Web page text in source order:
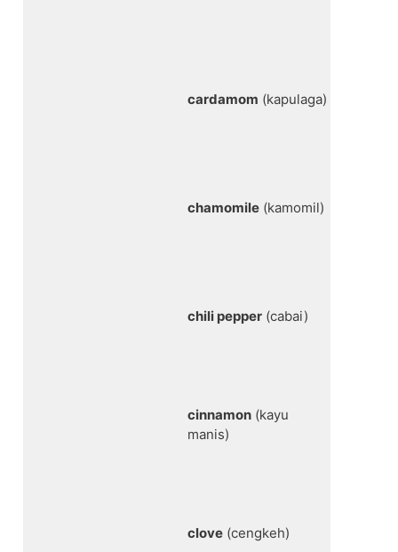
cardamom (kapulaga)
chamomile (kamomil)
chili pepper (cabai)
cinnamon (kayu
manis)
clove (cengkeh)